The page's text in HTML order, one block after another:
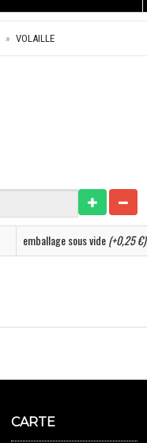
VOLAILLE
emballage sous vide(+0,25 €)
CARTE